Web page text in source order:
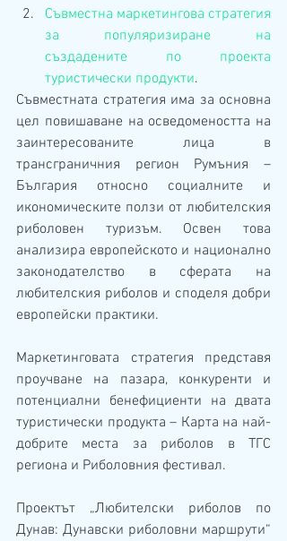
Съвместна маркетингова стратегия
за популяризиране на
създадените по проекта
туристически продукти.
Съвместната стратегия има за основна
цел повишаване на осведомеността на
заинтересованите лица в
трансграничния регион Румъния –
България относно социалните и
икономическите ползи от любителския
риболовен туризъм. Освен това
анализира европейското и национално
законодателство в сферата на
любителския риболов и споделя добри
европейски практики.
Маркетинговата стратегия представя
проучване на пазара, конкуренти и
потенциални бенефициенти на двата
туристически продукта – Карта на най-
добрите места за риболов в ТГС
региона и Риболовния фестивал.
Проектът „Любителски риболов по
Дунав: Дунавски риболовни маршрути“